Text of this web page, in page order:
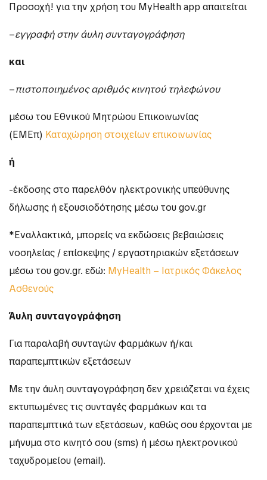
Προσοχή! για την χρήση του MyHealth app απαιτείται
–εγγραφή στην άυλη συνταγογράφηση
και
–πιστοποιημένος αριθμός κινητού τηλεφώνου
μέσω του Εθνικού Μητρώου Επικοινωνίας
(ΕΜΕπ) Καταχώρηση στοιχείων επικοινωνίας
ή
-έκδοσης στο παρελθόν ηλεκτρονικής υπεύθυνης
δήλωσης ή εξουσιοδότησης μέσω του gov.gr
*Εναλλακτικά, μπορείς να εκδώσεις βεβαιώσεις
νοσηλείας / επίσκεψης / εργαστηριακών εξετάσεων
μέσω του gov.gr. εδώ: MyHealth – Ιατρικός Φάκελος
Ασθενούς
Άυλη συνταγογράφηση
Για παραλαβή συνταγών φαρμάκων ή/και
παραπεμπτικών εξετάσεων
Με την άυλη συνταγογράφηση δεν χρειάζεται να έχεις
εκτυπωμένες τις συνταγές φαρμάκων και τα
παραπεμπτικά των εξετάσεων, καθώς σου έρχονται με
μήνυμα στο κινητό σου (sms) ή μέσω ηλεκτρονικού
ταχυδρομείου (email).